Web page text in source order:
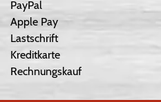
PayPal
Apple Pay
Lastschrift
Kreditkarte
Rechnungskauf